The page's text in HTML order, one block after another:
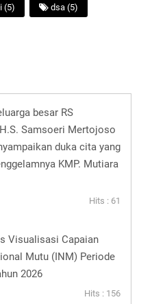
(5) dsa (5)
besar RS
Samsoeri Mertojoso
duka cita yang
KMP. Mutiara
Hits : 61
Visualisasi Capaian
Mutu (INM) Periode
2026
Hits : 156